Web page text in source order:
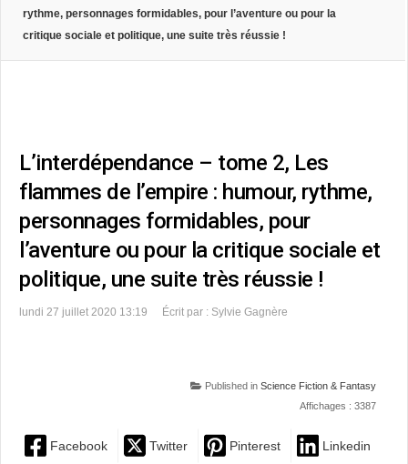
rythme, personnages formidables, pour l’aventure ou pour la
critique sociale et politique, une suite très réussie !
L’interdépendance – tome 2, Les
flammes de l’empire : humour, rythme,
personnages formidables, pour
l’aventure ou pour la critique sociale et
politique, une suite très réussie !
lundi 27 juillet 2020 13:19 Écrit par : Sylvie Gagnère
Published in Science Fiction & Fantasy
Affichages : 3387
Facebook Twitter Pinterest Linkedin